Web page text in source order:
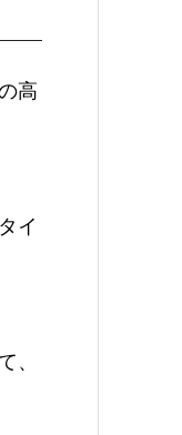
高
イ
、